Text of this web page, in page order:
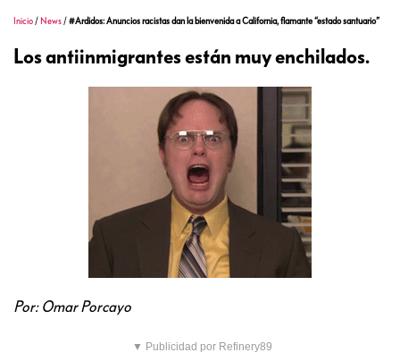
Inicio / News /#Ardidos: Anuncios racistas dan la bienvenida a California, flamante “estado santuario”
Los antiinmigrantes están muy enchilados.
Por: Omar Porcayo
▼ Publicidad por Refinery89